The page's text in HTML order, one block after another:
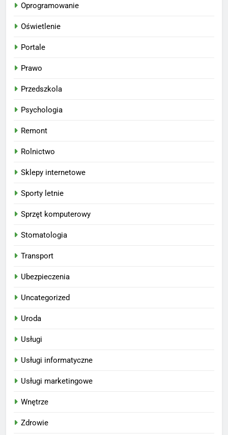
Oprogramowanie
Oświetlenie
Portale
Prawo
Przedszkola
Psychologia
Remont
Rolnictwo
Sklepy internetowe
Sporty letnie
Sprzęt komputerowy
Stomatologia
Transport
Ubezpieczenia
Uncategorized
Uroda
Usługi
Usługi informatyczne
Usługi marketingowe
Wnętrze
Zdrowie